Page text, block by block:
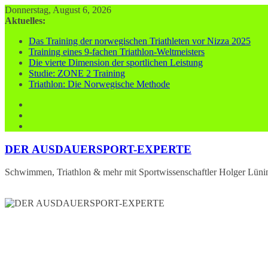
Zum
Inhalt
Donnerstag, August 6, 2026
Aktuelles:
Das Training der norwegischen Triathleten vor Nizza 2025
Training eines 9-fachen Triathlon-Weltmeisters
Die vierte Dimension der sportlichen Leistung
Studie: ZONE 2 Training
Triathlon: Die Norwegische Methode
DER AUSDAUERSPORT-EXPERTE
Schwimmen, Triathlon & mehr mit Sportwissenschaftler Holger